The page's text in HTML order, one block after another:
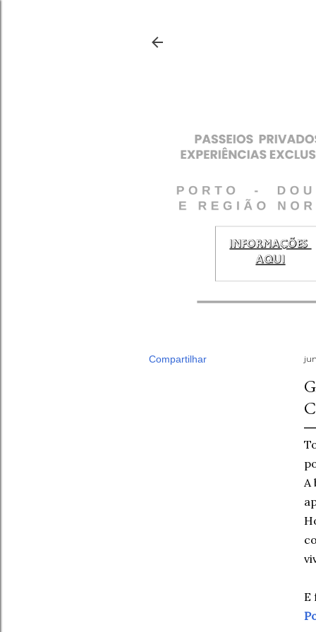
Compartilhar
A
E